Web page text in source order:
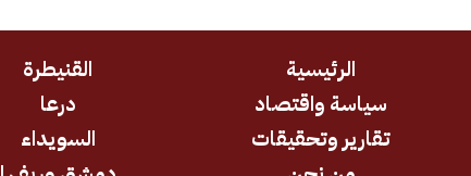
الرئيسية
سياسة واقتصاد
تقارير وتحقيقات
القنيطرة
درعا
السويداء